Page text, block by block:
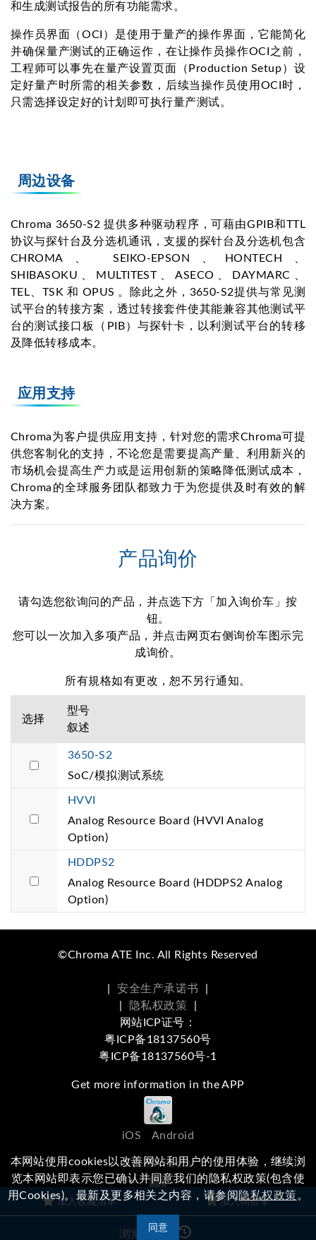
和生成测试报告的所有功能需求。
操作员界面（OCI）是使用于量产的操作界面，它能简化
并确保量产测试的正确运作，在让操作员操作OCI之前，
工程师可以事先在量产设置页面（Production Setup）设
定好量产时所需的相关参数，后续当操作员使用OCI时，
只需选择设定好的计划即可执行量产测试。
周边设备
Chroma 3650-S2 提供多种驱动程序，可藉由GPIB和TTL
协议与探针台及分选机通讯，支援的探针台及分选机包含
CHROMA、 SEIKO-EPSON、HONTECH、
SHIBASOKU、MULTITEST、ASECO、DAYMARC、
TEL、TSK 和 OPUS 。除此之外，3650-S2提供与常见测
试平台的转接方案，透过转接套件使其能兼容其他测试平
台的测试接口板（PIB）与探针卡，以利测试平台的转移
及降低转移成本。
应用支持
Chroma为客户提供应用支持，针对您的需求Chroma可提
供您客制化的支持，不论您是需要提高产量、利用新兴的
市场机会提高生产力或是运用创新的策略降低测试成本，
Chroma的全球服务团队都致力于为您提供及时有效的解
决方案。
产品询价
请勾选您欲询问的产品，并点选下方「加入询价车」按
钮。
您可以一次加入多项产品，并点击网页右侧询价车图示完
成询价。
所有規格如有更改，恕不另行通知。
选择
型号
叙述
3650-S2
SoC/模拟测试系统
HVVI
Analog Resource Board (HVVI Analog
Option)
HDDPS2
Analog Resource Board (HDDPS2 Analog
Option)
加入收藏清单 加入询价车
©Chroma ATE Inc. All Rights Reserved
安全生产承诺书
隐私权政策
网站ICP证号：
粤ICP备18137560号
粤ICP备18137560号-1
Get more information in the APP
iOS Android
Social Media
浏览本站有任何问题， 欢迎留下您的建议
本网站使用cookies以改善网站和用户的使用体验，继续浏
览本网站即表示您已确认并同意我们的隐私权政策(包含使
用Cookies)。最新及更多相关之内容，请参阅 隐私权政策 。
同意
浏览记录